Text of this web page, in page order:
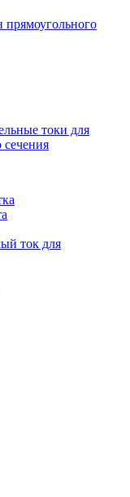
токи для
ток для